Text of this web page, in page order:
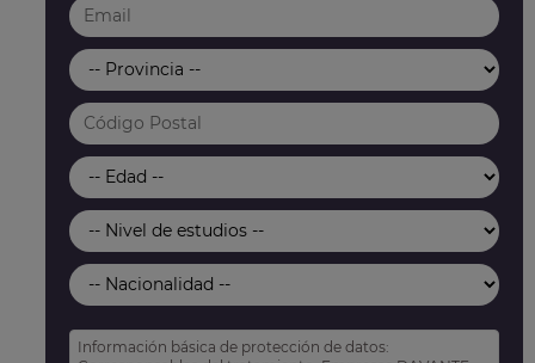
Información básica de protección de datos: